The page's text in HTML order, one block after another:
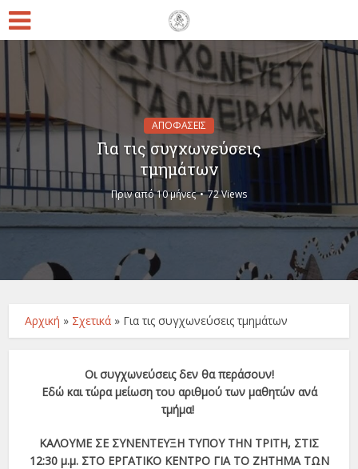
ΑΠΟΦΑΣΕΙΣ
Για τις συγχωνεύσεις
τμημάτων
Πριν από 10 μήνες 72 Views
Αρχική » Σχετικά » Για τις συγχωνεύσεις τμημάτων
Οι συγχωνεύσεις δεν θα περάσουν!
Εδώ και τώρα μείωση του αριθμού των μαθητών ανά
τμήμα!
ΚΑΛΟΥΜΕ ΣΕ ΣΥΝΕΝΤΕΥΞΗ ΤΥΠΟΥ ΤΗΝ ΤΡΙΤΗ, ΣΤΙΣ
12:30 μ.μ. ΣΤΟ ΕΡΓΑΤΙΚΟ ΚΕΝΤΡΟ ΓΙΑ ΤΟ ΖΗΤΗΜΑ ΤΩΝ